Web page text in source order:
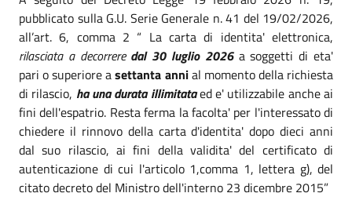
pubblicato sulla G.U. Serie Generale n. 41 del 19/02/2026,
all’art. 6, comma 2 “ La carta di identita' elettronica,
rilasciata a decorrere dal 30 luglio 2026 a soggetti di eta'
pari o superiore asettanta annial momento della richiesta
di rilascio, ha una durata illimitataed e' utilizzabile anche ai
fini dell'espatrio. Resta ferma la facolta' per l'interessato di
chiedere il rinnovo della carta d'identita' dopo dieci anni
dal suo rilascio, ai fini della validita' del certificato di
autenticazione di cui l'articolo 1,comma 1, lettera g), del
citato decreto del Ministro dell'interno 23 dicembre 2015”